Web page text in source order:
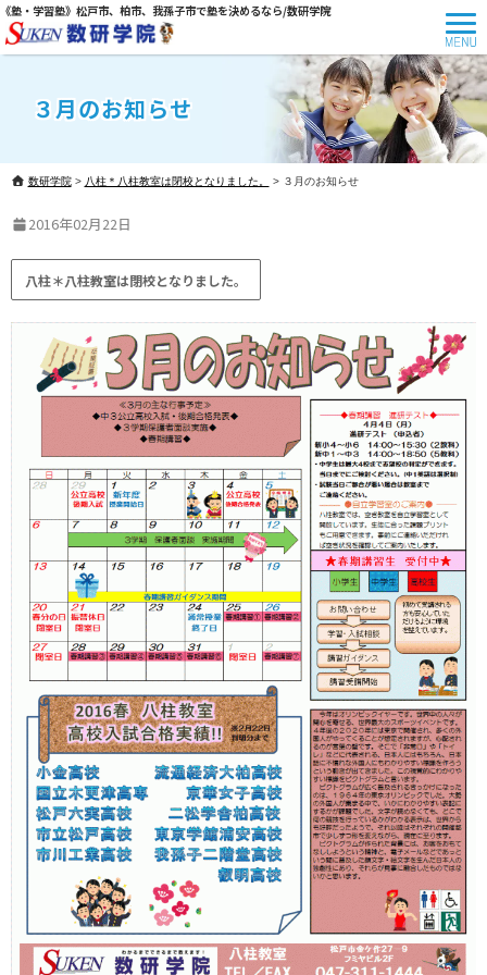
《塾・学習塾》松戸市、柏市、我孫子市で塾を決めるなら/数研学院
３月のお知らせ
数研学院> 八柱＊八柱教室は閉校となりました。 > ３月のお知らせ
2016年02月22日
八柱＊八柱教室は閉校となりました。